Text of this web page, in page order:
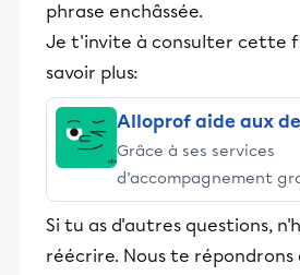
phrase enchâssée.
Je t'invite à consulter cette
savoir plus:
Alloprof aide aux
Grâce à ses services
d’accompagnement
stimulants, Alloprof
et leurs parents dans
éducative.
Si tu as d'autres questions,
réécrire. Nous te répondrons